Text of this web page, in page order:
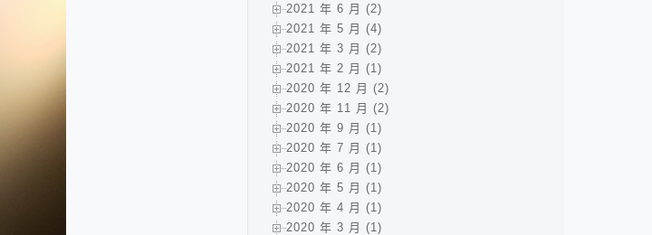
2021 年 6 月 (2)
2021 年 5 月 (4)
2021 年 3 月 (2)
2021 年 2 月 (1)
2020 年 12 月 (2)
2020 年 11 月 (2)
2020 年 9 月 (1)
2020 年 7 月 (1)
2020 年 6 月 (1)
2020 年 5 月 (1)
2020 年 4 月 (1)
2020 年 3 月 (1)